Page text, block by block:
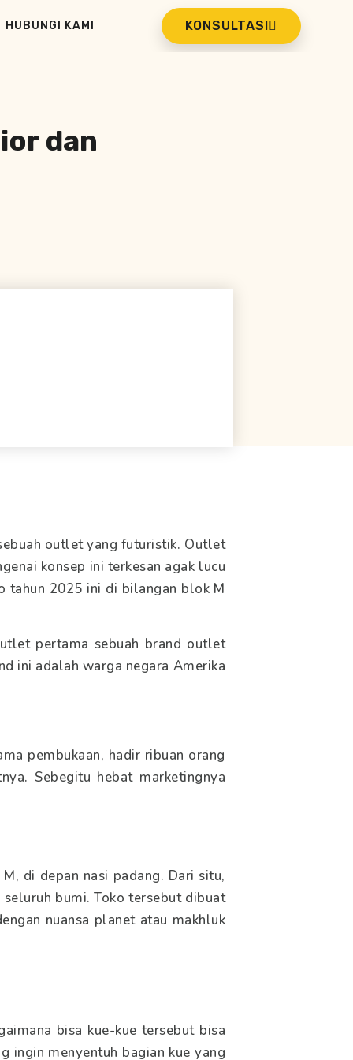
HUBUNGI KAMI KONSULTASI
dan
outlet yang futuristik. Outlet
konsep ini terkesan agak lucu
tahun 2025 ini di bilangan blok M
pertama sebuah brand outlet
ini adalah warga negara Amerika
pembukaan, hadir ribuan orang
Sebegitu hebat marketingnya
di depan nasi padang. Dari situ,
bumi. Toko tersebut dibuat
nuansa planet atau makhluk
bisa kue-kue tersebut bisa
ingin menyentuh bagian kue yang